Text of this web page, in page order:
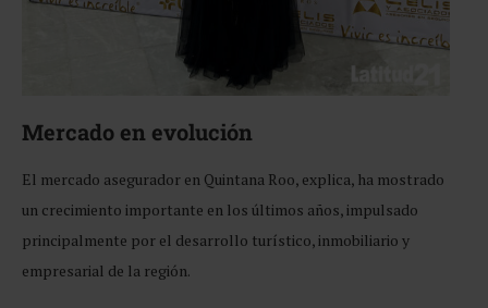
Mercado en evolución
El mercado asegurador en Quintana Roo, explica, ha mostrado
un crecimiento importante en los últimos años, impulsado
principalmente por el desarrollo turístico, inmobiliario y
empresarial de la región.